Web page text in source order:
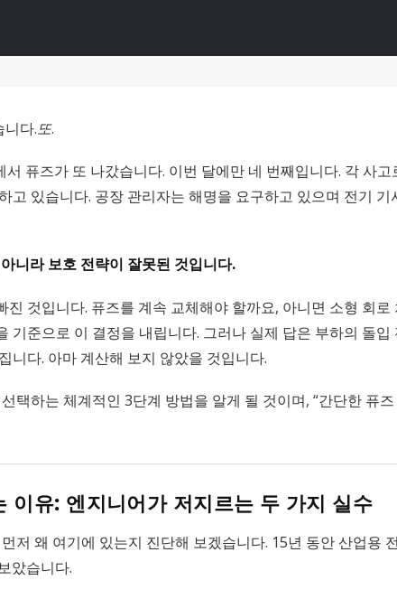
다.또.
퓨즈가 또 나갔습니다. 이번 달에만 네 번째입니다. 각 사
고 있습니다. 공장 관리자는 해명을 요구하고 있으며 전기
니라 보호 전략이 잘못된 것입니다.
것입니다. 퓨즈를 계속 교체해야 할까요, 아니면 소형 회
기준으로 이 결정을 내립니다. 그러나 실제 답은 부하의 돌
니다. 아마 계산해 보지 않았을 것입니다.
택하는 체계적인 3단계 방법을 알게 될 것이며, “간단한 퓨
이유: 엔지니어가 저지르는 두 가지 실수
저 왜 여기에 있는지 진단해 보겠습니다. 15년 동안 산업용
았습니다.